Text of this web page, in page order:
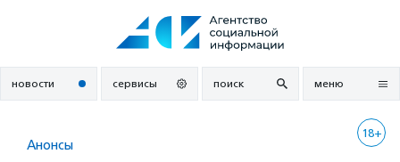
новости сервисы поиск меню
18+
Анонсы